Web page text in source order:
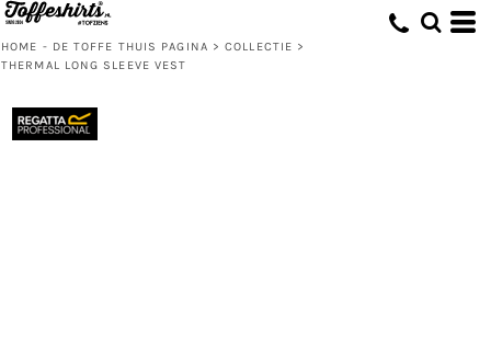
HOME - DE TOFFE THUIS PAGINA > COLLECTIE >
THERMAL LONG SLEEVE VEST